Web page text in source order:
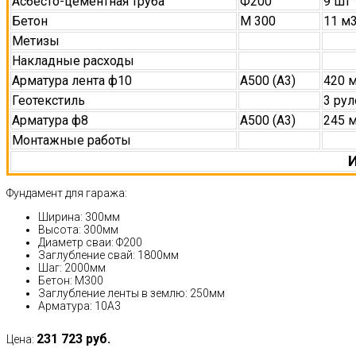
Бетон
М 300
11
Метизы
Накладные расходы
Арматура лента ф10
А500 (А3)
420
Геотекстиль
3
Арматура ф8
А500 (А3)
245
Монтажные работы
Фундамент для гаража:
Ширина: 300мм
Высота: 300мм
Диаметр сваи: Ф200
Заглубление свай: 1800мм
Шаг: 2000мм
Бетон: М300
Заглубление ленты в землю: 250мм
Арматура: 10А3
Цена: 231 723 руб.